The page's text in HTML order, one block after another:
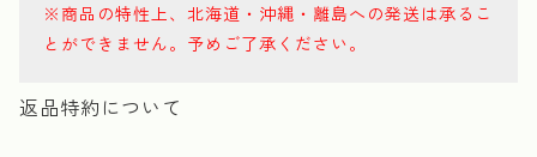
※商品の特性上、北海道・沖縄・離島への発送は承るこ
とができません。予めご了承ください。
返品特約について